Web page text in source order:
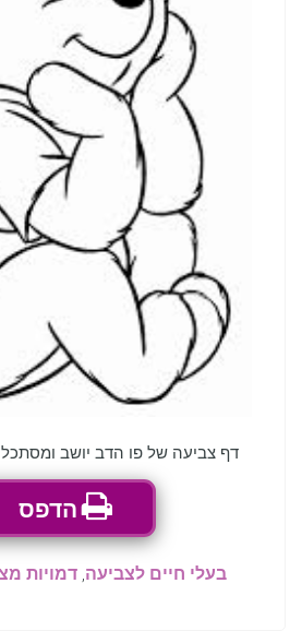
דף צביעה של פו הדב יושב
הדפס
בעלי חיים לצביעה,דמויות